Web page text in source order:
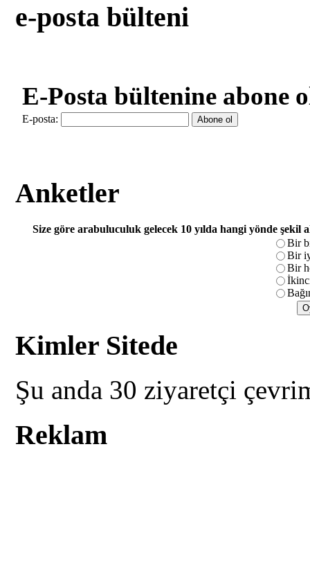
e-posta bülteni
E-Posta bültenine abone
E-posta:
Anketler
Size göre arabuluculuk gelecek 10 yılda hangi yönde şekil
Bir
Bir
Bir
Kimler Sitede
Şu anda 30 ziyaretçi
Reklam